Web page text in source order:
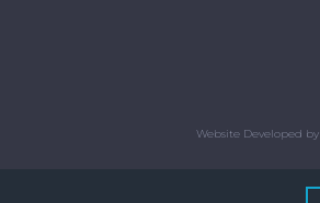
Website Developed by